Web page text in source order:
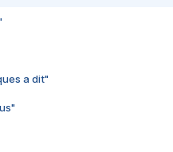
a dit"